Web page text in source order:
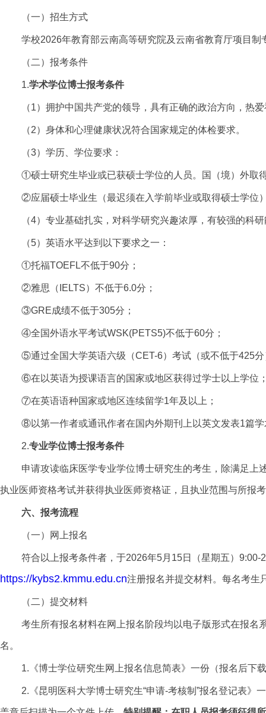
（一）招生方式
学校2026年教育部云南高等研究院及云南省教育厅项目制
（二）报考条件
1.学术学位博士报考条件
（1）拥护中国共产党的领导，具有正确的政治方向，热
（2）身体和心理健康状况符合国家规定的体检要求。
（3）学历、学位要求：
①硕士研究生毕业或已获硕士学位的人员。国（境）外取
②应届硕士毕业生（最迟须在入学前毕业或取得硕士学位
（4）专业基础扎实，对科学研究兴趣浓厚，有较强的科
（5）英语水平达到以下要求之一：
①托福TOEFL不低于90分；
②雅思（IELTS）不低于6.0分；
③GRE成绩不低于305分；
④全国外语水平考试WSK(PETS5)不低于60分；
⑤通过全国大学英语六级（CET-6）考试（或不低于425分
⑥在以英语为授课语言的国家或地区获得过学士以上学位
⑦在英语语种国家或地区连续留学1年及以上；
⑧以第一作者或通讯作者在国内外期刊上以英文发表1篇
2.专业学位博士报考条件
申请攻读临床医学专业学位博士研究生的考生，除满足
执业医师资格考试并获得执业医师资格证，且执业范围与所报
六、报考流程
（一）网上报名
符合以上报考条件者，于2026年5月15日（星期五）
https://kybs2.kmmu.edu.cn注册报名并提交材料。每名考生
（二）提交材料
考生所有报名材料在网上报名阶段均以电子版形式在报
名。
1.《博士学位研究生网上报名信息简表》一份（报名后下
2.《昆明医科大学博士研究生“申请-考核制”报名登记表》